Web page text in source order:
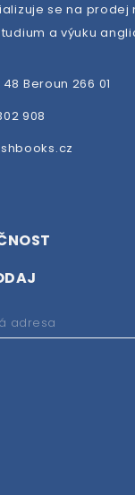
se na prodej
a výuku
Beroun 266 01
908